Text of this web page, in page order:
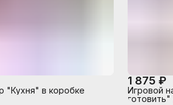
"Кухня" в коробке
1 875 ₽
Игровой